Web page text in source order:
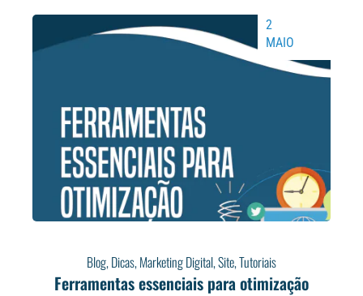
Blog,Dicas,Marketing Digital,Site,Tutoriais
Ferramentas essenciais para otimização
2
MAIO